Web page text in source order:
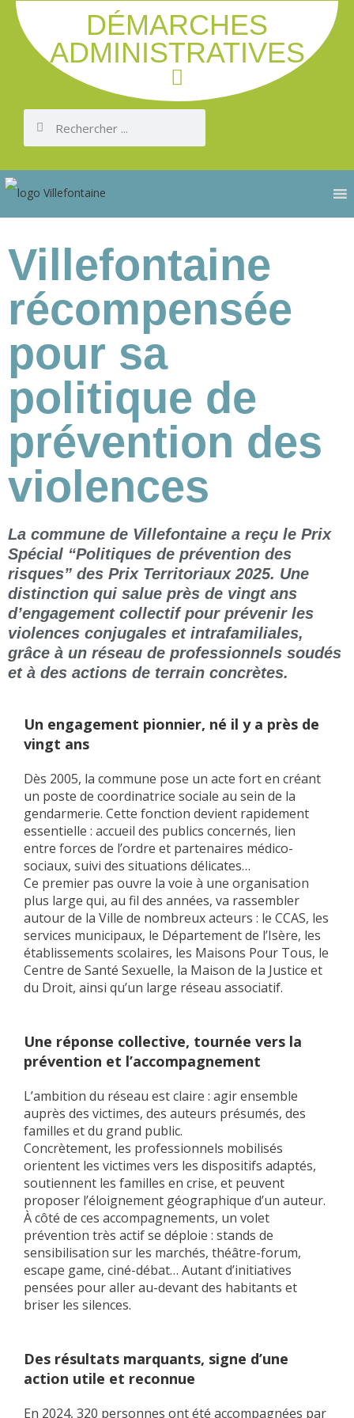
DÉMARCHES
ADMINISTRATIVES
Villefontaine
récompensée
pour sa
politique de
prévention des
violences
La commune de Villefontaine a reçu le Prix
Spécial “Politiques de prévention des
risques” des Prix Territoriaux 2025. Une
distinction qui salue près de vingt ans
d’engagement collectif pour prévenir les
violences conjugales et intrafamiliales,
grâce à un réseau de professionnels soudés
et à des actions de terrain concrètes.
Un engagement pionnier, né il y a près de
vingt ans
Dès 2005, la commune pose un acte fort en créant
un poste de coordinatrice sociale au sein de la
gendarmerie. Cette fonction devient rapidement
essentielle : accueil des publics concernés, lien
entre forces de l’ordre et partenaires médico-
sociaux, suivi des situations délicates…
Ce premier pas ouvre la voie à une organisation
plus large qui, au fil des années, va rassembler
autour de la Ville de nombreux acteurs : le CCAS, les
services municipaux, le Département de l’Isère, les
établissements scolaires, les Maisons Pour Tous, le
Centre de Santé Sexuelle, la Maison de la Justice et
du Droit, ainsi qu’un large réseau associatif.
Une réponse collective, tournée vers la
prévention et l’accompagnement
L’ambition du réseau est claire : agir ensemble
auprès des victimes, des auteurs présumés, des
familles et du grand public.
Concrètement, les professionnels mobilisés
orientent les victimes vers les dispositifs adaptés,
soutiennent les familles en crise, et peuvent
proposer l’éloignement géographique d’un auteur.
À côté de ces accompagnements, un volet
prévention très actif se déploie : stands de
sensibilisation sur les marchés, théâtre-forum,
escape game, ciné-débat… Autant d’initiatives
pensées pour aller au-devant des habitants et
briser les silences.
Des résultats marquants, signe d’une
action utile et reconnue
En 2024, 320 personnes ont été accompagnées par